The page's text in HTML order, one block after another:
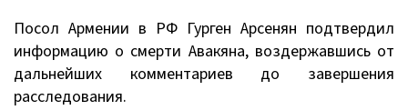
Посол Армении в РФ Гурген Арсенян подтвердил
информацию о смерти Авакяна, воздержавшись от
дальнейших комментариев до завершения
расследования.